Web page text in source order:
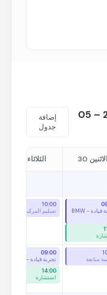
30 ديسمبر 2024 – 05
إضافة
جدول
الاثنين 30 الثلاثاء 31
تجربة قيادة - BMW
10:00
تسليم المركبة
متابعة
09:00
تجربة قيادة - Tesla
14:00
استشارة